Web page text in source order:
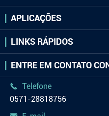
APLICAÇÕES
LINKS RÁPIDOS
ENTRE EM CONTATO

Telefone
0571-28818756